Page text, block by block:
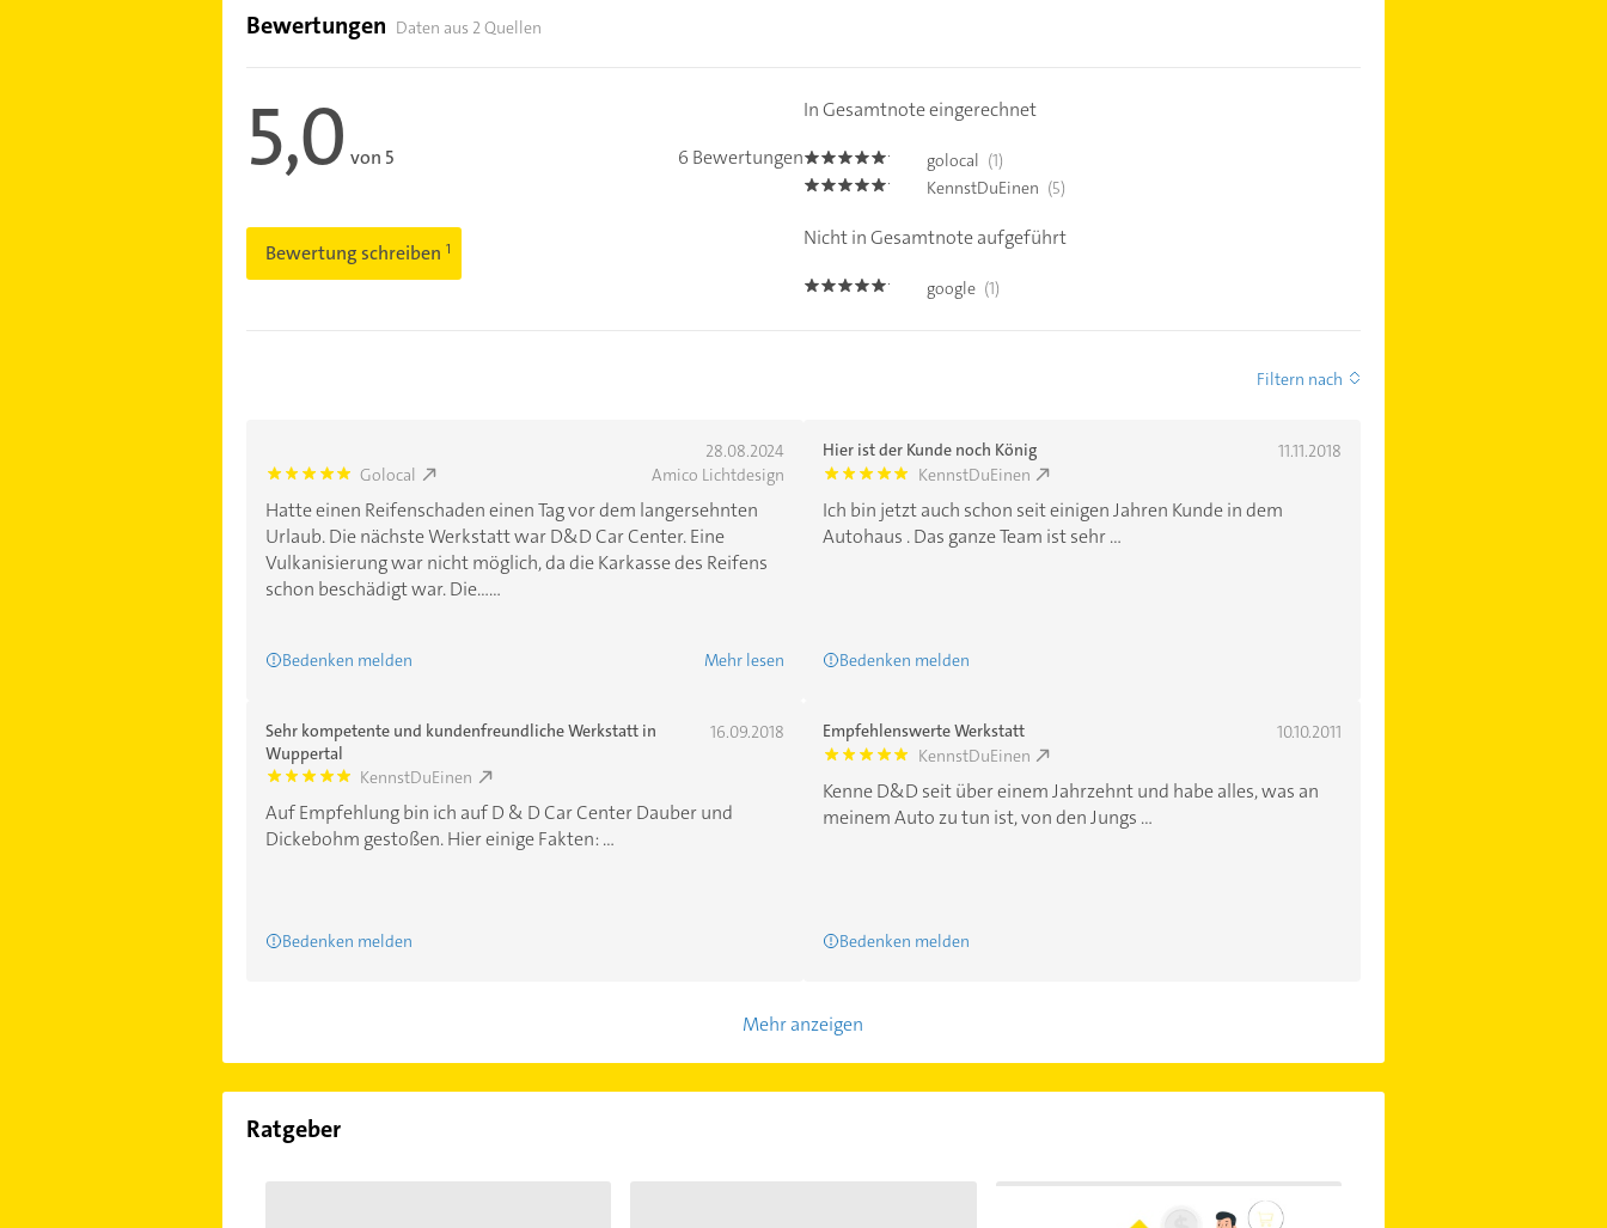
Bewertungen Daten aus 2 Quellen
5,0 von 5 6 Bewertungen
Bewertung schreiben
In Gesamtnote eingerechnet
5.0 golocal (1)
5.0 KennstDuEinen (5)
Nicht in Gesamtnote aufgeführt
5.0 google (1)
Filtern nach
28.08.2024
5.0 Golocal Amico Lichtdesign
Hatte einen Reifenschaden einen Tag vor dem langersehnten
Urlaub. Die nächste Werkstatt war D&D Car Center. Eine
Vulkanisierung war nicht möglich, da die Karkasse des Reifens
schon beschädigt war. Die......
Bedenken melden Mehr lesen
Hier ist der Kunde noch König 11.11.2018
5.0 KennstDuEinen
Ich bin jetzt auch schon seit einigen Jahren Kunde in dem
Autohaus . Das ganze Team ist sehr ...
Bedenken melden
Sehr kompetente und kundenfreundliche Werkstatt in
Wuppertal
16.09.2018
5.0 KennstDuEinen
Auf Empfehlung bin ich auf D & D Car Center Dauber und
Dickebohm gestoßen. Hier einige Fakten: ...
Bedenken melden
Empfehlenswerte Werkstatt 10.10.2011
5.0 KennstDuEinen
Kenne D&D seit über einem Jahrzehnt und habe alles, was an
meinem Auto zu tun ist, von den Jungs ...
Bedenken melden
Mehr anzeigen
Ratgeber